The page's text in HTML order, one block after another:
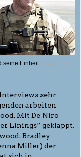
seine Einheit © Warner Bros
sehr
arbeiten
Mit De Niro
Linings“ geklappt.
Bradley
Miller) der